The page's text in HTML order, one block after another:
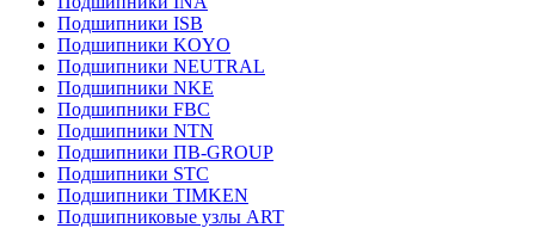
Подшипники ISB
Подшипники KOYO
Подшипники NEUTRAL
Подшипники NKE
Подшипники FBC
Подшипники NTN
Подшипники ПВ-GROUP
Подшипники STC
Подшипники TIMKEN
Подшипниковые узлы ART